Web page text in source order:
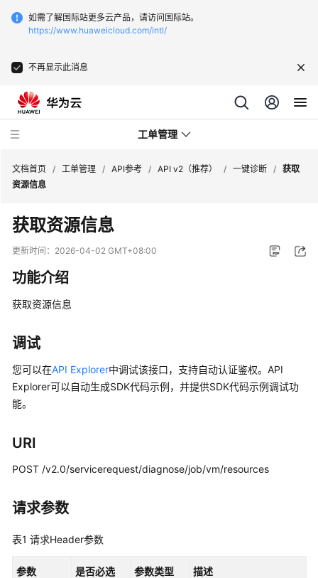
如需了解国际站更多云产品，请访问国际站。
https://www.huaweicloud.com/intl/
不再显示此消息
工单管理
品
介
户
南
API
参
前
读
API
概
文档首页 / 工单管理 / API参考 / API v2（推荐） / 一键诊断 / 获取
资源信息
获取资源信息
更新时间： 2026-04-02 GMT+08:00
功能介绍
获取资源信息
调试
您可以在API Explorer中调试该接口，支持自动认证鉴权。API
Explorer可以自动生成SDK代码示例，并提供SDK代码示例调试功
能。
URI
POST /v2.0/servicerequest/diagnose/job/vm/resources
请求参数
表1 请求Header参数
参数 是否必选 参数类型 描述